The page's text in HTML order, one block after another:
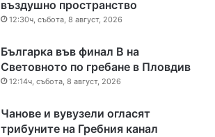
въздушно пространство
12:30ч, събота, 8 август, 2026
Българка във финал B на
Световното по гребане в Пловдив
12:14ч, събота, 8 август, 2026
Чанове и вувузели огласят
трибуните на Гребния канал